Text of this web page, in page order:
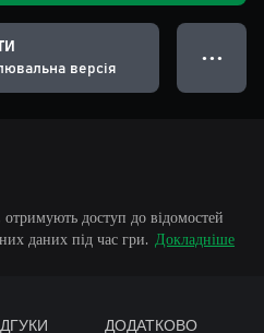
версія
● ● ●
отримують доступ до відомостей
даних під час гри. Докладніше
ДОДАТКОВО